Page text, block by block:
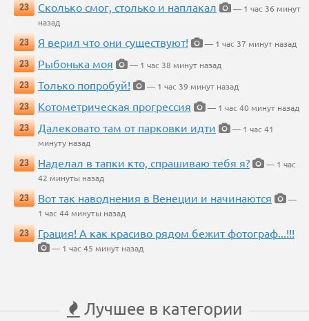
23
Сколько смог, столько и наплакал
— 1 час 36 минут
назад
23
Я верил что они существуют!
— 1 час 37 минут назад
23
Рыбонька моя
— 1 час 38 минут назад
23
Только попробуй!
— 1 час 39 минут назад
23
Котометрическая прогрессия
— 1 час 40 минут назад
23
Далековато там от парковки идти
— 1 час 41
минуту назад
23
Наделал в тапки кто, спрашиваю тебя я?
— 1 час
42 минуты назад
23
Вот так наводнения в Венеции и начинаются
—
1 час 44 минуты назад
23
Грация! А как красиво рядом бежит фотограф...!!!
— 1 час 45 минут назад
Лучшее в категории